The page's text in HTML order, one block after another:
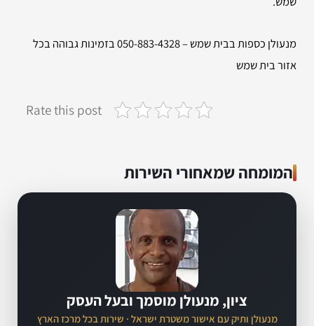
מנעולן כספות בבית שמש – 050-883-4328 בזמינות גבוהה בכל
אזור בית שמש
Rate this post
המומחה שמאחורי השירות
ציון, מנעולן מוסמך ובעל העסק
מנעולן ותיק עם אישור משטרת ישראל · שירות בכל מרכז הארץ